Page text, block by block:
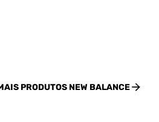
PRODUTOS NEW BALANCE